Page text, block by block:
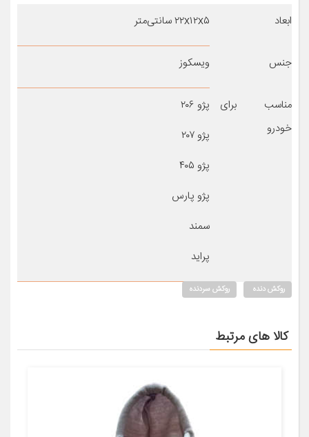
ابعاد ۲۲x۱۲x۵ سانتی‌متر
جنس ویسکوز
مناسب برای
خودرو
پژو ۲۰۶
پژو ۲۰۷
پژو ۴۰۵
پژو پارس
سمند
پراید
روکش دنده روکش سردنده
کالا های مرتبط